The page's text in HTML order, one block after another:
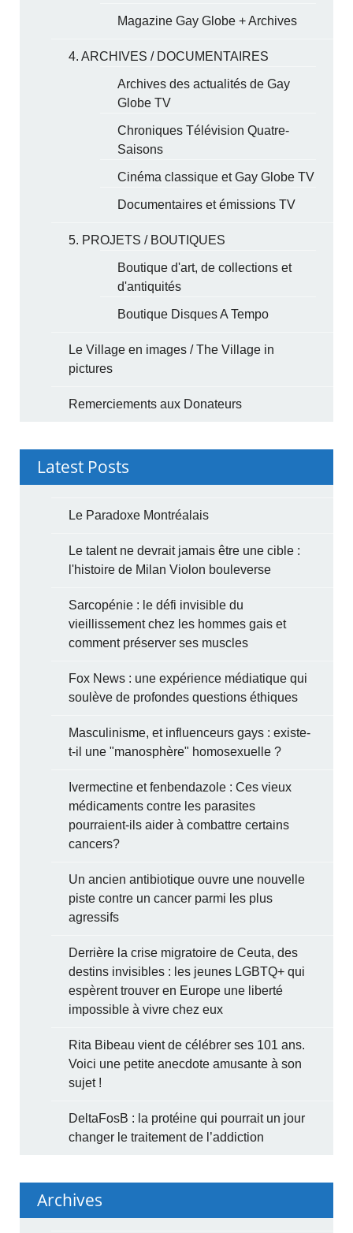
Magazine Gay Globe + Archives
4. ARCHIVES / DOCUMENTAIRES
Archives des actualités de Gay
Globe TV
Chroniques Télévision Quatre-
Saisons
Cinéma classique et Gay Globe TV
Documentaires et émissions TV
5. PROJETS / BOUTIQUES
Boutique d'art, de collections et
d'antiquités
Boutique Disques A Tempo
Le Village en images / The Village in
pictures
Remerciements aux Donateurs
Latest Posts
Le Paradoxe Montréalais
Le talent ne devrait jamais être une cible :
l'histoire de Milan Violon bouleverse
Sarcopénie : le défi invisible du
vieillissement chez les hommes gais et
comment préserver ses muscles
Fox News : une expérience médiatique qui
soulève de profondes questions éthiques
Masculinisme, et influenceurs gays : existe-
t-il une "manosphère" homosexuelle ?
Ivermectine et fenbendazole : Ces vieux
médicaments contre les parasites
pourraient-ils aider à combattre certains
cancers?
Un ancien antibiotique ouvre une nouvelle
piste contre un cancer parmi les plus
agressifs
Derrière la crise migratoire de Ceuta, des
destins invisibles : les jeunes LGBTQ+ qui
espèrent trouver en Europe une liberté
impossible à vivre chez eux
Rita Bibeau vient de célébrer ses 101 ans.
Voici une petite anecdote amusante à son
sujet !
DeltaFosB : la protéine qui pourrait un jour
changer le traitement de l’addiction
Archives